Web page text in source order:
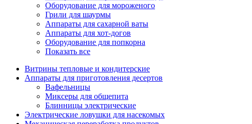
Оборудование для мороженого
Грили для шаурмы
Аппараты для сахарной ваты
Аппараты для хот-догов
Оборудование для попкорна
Показать все
Витрины тепловые и кондитерские
Аппараты для приготовления десертов
Вафельницы
Миксеры для общепита
Блинницы электрические
Электрические ловушки для насекомых